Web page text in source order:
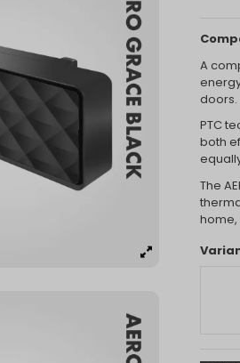
A
doors.
PTC
both
The
home,